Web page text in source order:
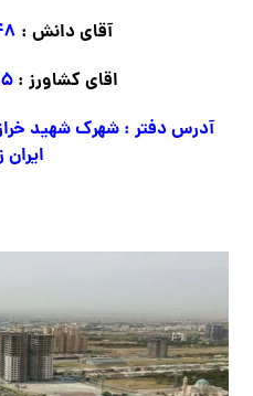
آقای دانش :
اقای کشاورز :